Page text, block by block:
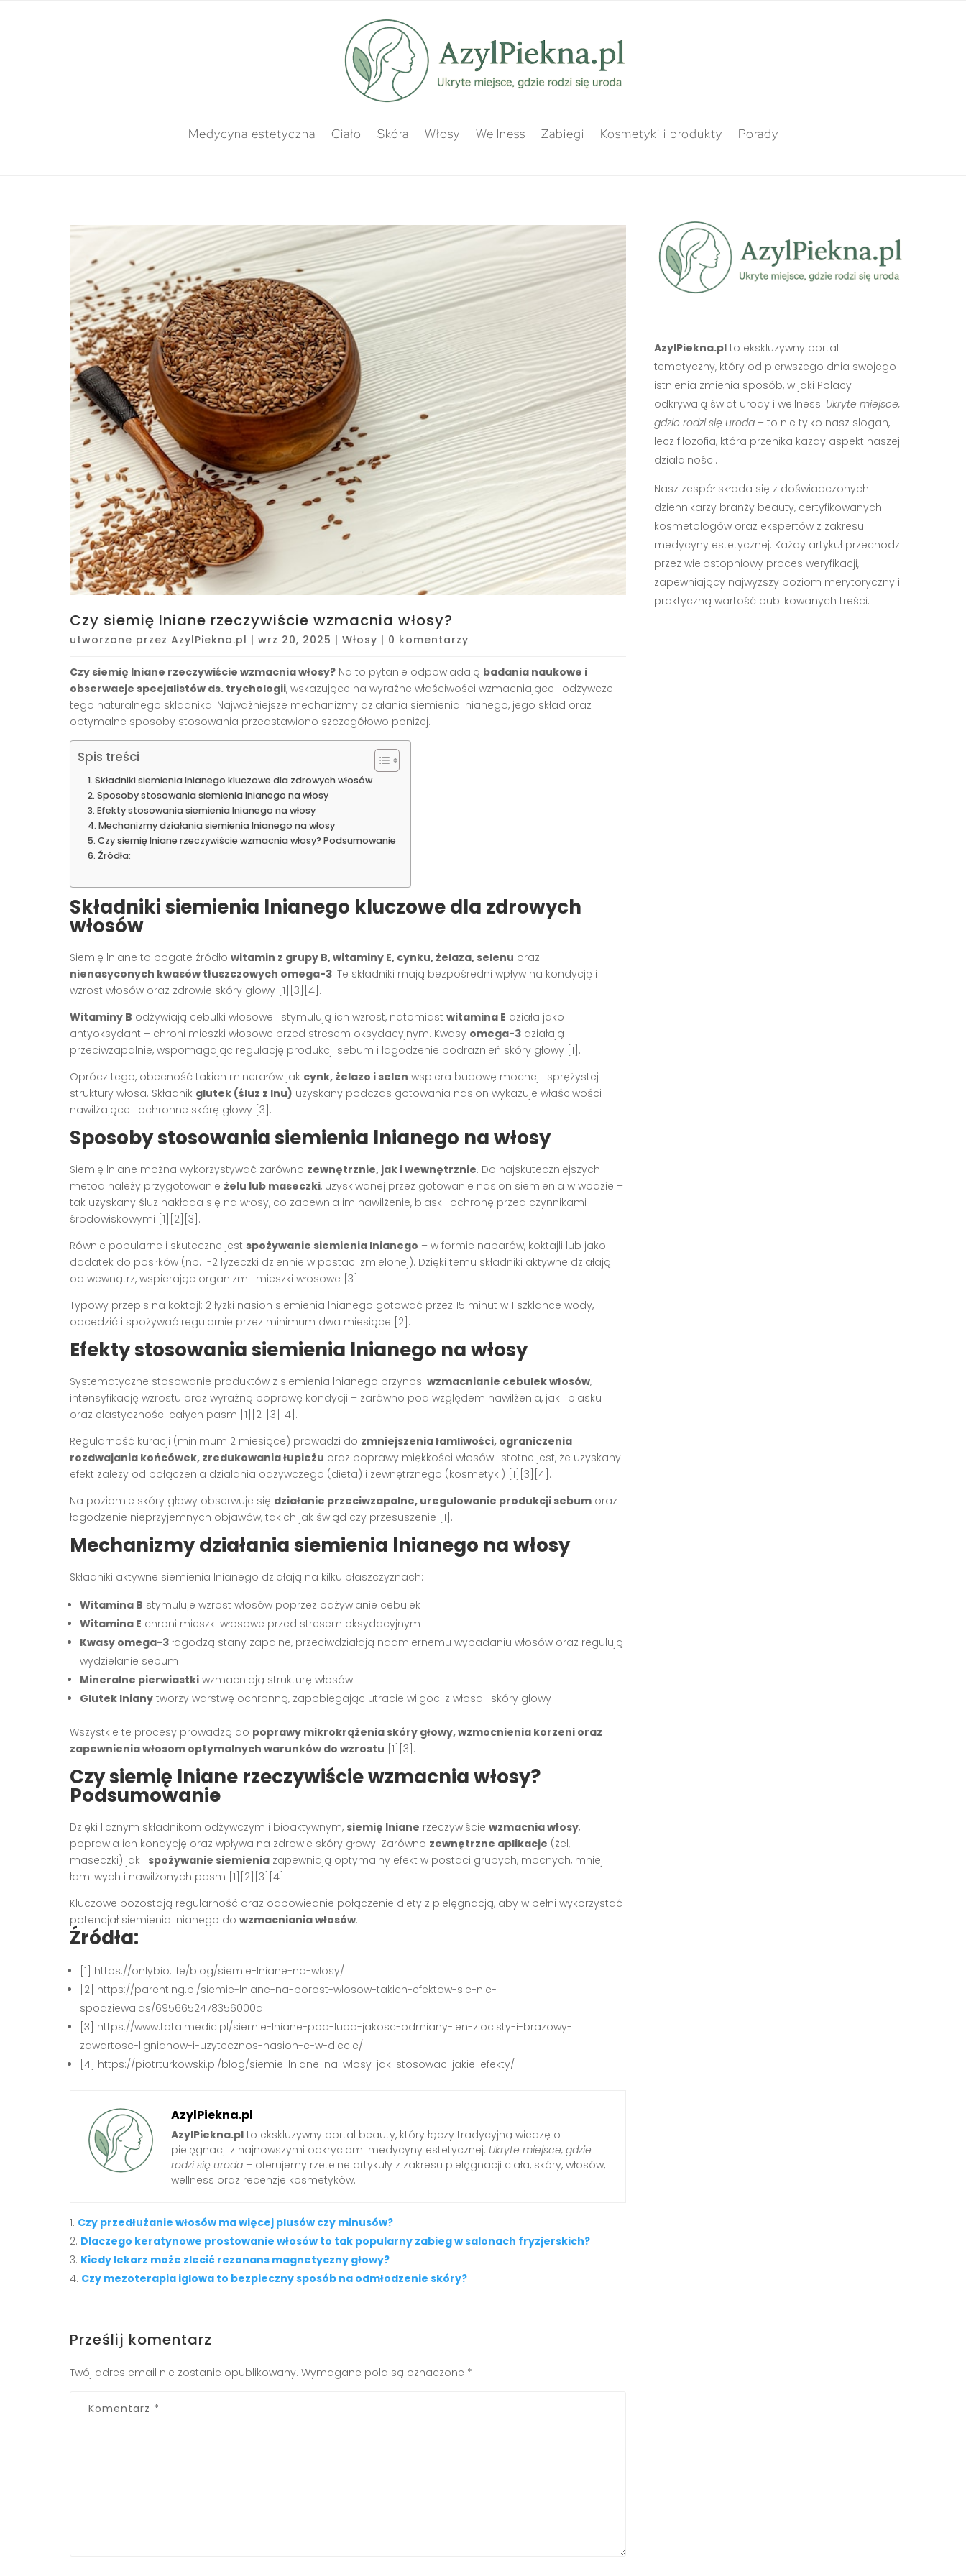
Medycyna estetyczna Ciało Skóra Włosy Wellness Zabiegi Kosmetyki i produkty Porady
Czy siemię lniane rzeczywiście wzmacnia włosy?
utworzone przez AzylPiekna.pl | wrz 20, 2025 | Włosy | 0 komentarzy
Czy siemię lniane rzeczywiście wzmacnia włosy? Na to pytanie odpowiadają badania naukowe i
obserwacje specjalistów ds. trychologii, wskazujące na wyraźne właściwości wzmacniające i odżywcze
tego naturalnego składnika. Najważniejsze mechanizmy działania siemienia lnianego, jego skład oraz
optymalne sposoby stosowania przedstawiono szczegółowo poniżej.
Spis treści
Składniki siemienia lnianego kluczowe dla zdrowych włosów
Sposoby stosowania siemienia lnianego na włosy
Efekty stosowania siemienia lnianego na włosy
Mechanizmy działania siemienia lnianego na włosy
Czy siemię lniane rzeczywiście wzmacnia włosy? Podsumowanie
Źródła:
Składniki siemienia lnianego kluczowe dla zdrowych
włosów
Siemię lniane to bogate źródło witamin z grupy B, witaminy E, cynku, żelaza, selenu oraz
nienasyconych kwasów tłuszczowych omega-3. Te składniki mają bezpośredni wpływ na kondycję i
wzrost włosów oraz zdrowie skóry głowy [1][3][4] .
Witaminy B odżywiają cebulki włosowe i stymulują ich wzrost, natomiast witamina E działa jako
antyoksydant – chroni mieszki włosowe przed stresem oksydacyjnym. Kwasy omega-3 działają
przeciwzapalnie, wspomagając regulację produkcji sebum i łagodzenie podrażnień skóry głowy [1] .
Oprócz tego, obecność takich minerałów jak cynk, żelazo i selen wspiera budowę mocnej i sprężystej
struktury włosa. Składnik glutek (śluz z lnu) uzyskany podczas gotowania nasion wykazuje właściwości
nawilżające i ochronne skórę głowy [3] .
Sposoby stosowania siemienia lnianego na włosy
Siemię lniane można wykorzystywać zarówno zewnętrznie, jak i wewnętrznie. Do najskuteczniejszych
metod należy przygotowanie żelu lub maseczki, uzyskiwanej przez gotowanie nasion siemienia w wodzie –
tak uzyskany śluz nakłada się na włosy, co zapewnia im nawilżenie, blask i ochronę przed czynnikami
środowiskowymi [1][2][3] .
Równie popularne i skuteczne jest spożywanie siemienia lnianego – w formie naparów, koktajli lub jako
dodatek do posiłków (np. 1-2 łyżeczki dziennie w postaci zmielonej). Dzięki temu składniki aktywne działają
od wewnątrz, wspierając organizm i mieszki włosowe [3] .
Typowy przepis na koktajl: 2 łyżki nasion siemienia lnianego gotować przez 15 minut w 1 szklance wody,
odcedzić i spożywać regularnie przez minimum dwa miesiące [2] .
Efekty stosowania siemienia lnianego na włosy
Systematyczne stosowanie produktów z siemienia lnianego przynosi wzmacnianie cebulek włosów,
intensyfikację wzrostu oraz wyraźną poprawę kondycji – zarówno pod względem nawilżenia, jak i blasku
oraz elastyczności całych pasm [1][2][3][4] .
Regularność kuracji (minimum 2 miesiące) prowadzi do zmniejszenia łamliwości, ograniczenia
rozdwajania końcówek, zredukowania łupieżu oraz poprawy miękkości włosów. Istotne jest, że uzyskany
efekt zależy od połączenia działania odżywczego (dieta) i zewnętrznego (kosmetyki) [1][3][4] .
Na poziomie skóry głowy obserwuje się działanie przeciwzapalne, uregulowanie produkcji sebum oraz
łagodzenie nieprzyjemnych objawów, takich jak świąd czy przesuszenie [1] .
Mechanizmy działania siemienia lnianego na włosy
Składniki aktywne siemienia lnianego działają na kilku płaszczyznach:
Witamina B stymuluje wzrost włosów poprzez odżywianie cebulek
Witamina E chroni mieszki włosowe przed stresem oksydacyjnym
Kwasy omega-3 łagodzą stany zapalne, przeciwdziałają nadmiernemu wypadaniu włosów oraz regulują
wydzielanie sebum
Mineralne pierwiastki wzmacniają strukturę włosów
Glutek lniany tworzy warstwę ochronną, zapobiegając utracie wilgoci z włosa i skóry głowy
Wszystkie te procesy prowadzą do poprawy mikrokrążenia skóry głowy, wzmocnienia korzeni oraz
zapewnienia włosom optymalnych warunków do wzrostu [1][3] .
Czy siemię lniane rzeczywiście wzmacnia włosy?
Podsumowanie
Dzięki licznym składnikom odżywczym i bioaktywnym, siemię lniane rzeczywiście wzmacnia włosy,
poprawia ich kondycję oraz wpływa na zdrowie skóry głowy. Zarówno zewnętrzne aplikacje (żel,
maseczki) jak i spożywanie siemienia zapewniają optymalny efekt w postaci grubych, mocnych, mniej
łamliwych i nawilżonych pasm [1][2][3][4] .
Kluczowe pozostają regularność oraz odpowiednie połączenie diety z pielęgnacją, aby w pełni wykorzystać
potencjał siemienia lnianego do wzmacniania włosów.
Źródła:
[1] https://onlybio.life/blog/siemie-lniane-na-wlosy/
[2] https://parenting.pl/siemie-lniane-na-porost-wlosow-takich-efektow-sie-nie-
spodziewalas/6956652478356000a
[3] https://www.totalmedic.pl/siemie-lniane-pod-lupa-jakosc-odmiany-len-zlocisty-i-brazowy-
zawartosc-lignianow-i-uzytecznos-nasion-c-w-diecie/
[4] https://piotrturkowski.pl/blog/siemie-lniane-na-wlosy-jak-stosowac-jakie-efekty/
AzylPiekna.pl
AzylPiekna.pl to ekskluzywny portal beauty, który łączy tradycyjną wiedzę o
pielęgnacji z najnowszymi odkryciami medycyny estetycznej. Ukryte miejsce, gdzie
rodzi się uroda – oferujemy rzetelne artykuły z zakresu pielęgnacji ciała, skóry, włosów,
wellness oraz recenzje kosmetyków.
Czy przedłużanie włosów ma więcej plusów czy minusów?
Dlaczego keratynowe prostowanie włosów to tak popularny zabieg w salonach fryzjerskich?
Kiedy lekarz może zlecić rezonans magnetyczny głowy?
Czy mezoterapia iglowa to bezpieczny sposób na odmłodzenie skóry?
Prześlij komentarz
Twój adres email nie zostanie opublikowany. Wymagane pola są oznaczone *
AzylPiekna.plto ekskluzywny portal
tematyczny, który od pierwszego dnia swojego
istnienia zmienia sposób, w jaki Polacy
odkrywają świat urody i wellness. Ukryte miejsce,
gdzie rodzi się uroda– to nie tylko nasz slogan,
lecz filozofia, która przenika każdy aspekt naszej
działalności.
Nasz zespół składa się z doświadczonych
dziennikarzy branży beauty, certyfikowanych
kosmetologów oraz ekspertów z zakresu
medycyny estetycznej. Każdy artykuł przechodzi
przez wielostopniowy proces weryfikacji,
zapewniający najwyższy poziom merytoryczny i
praktyczną wartość publikowanych treści.